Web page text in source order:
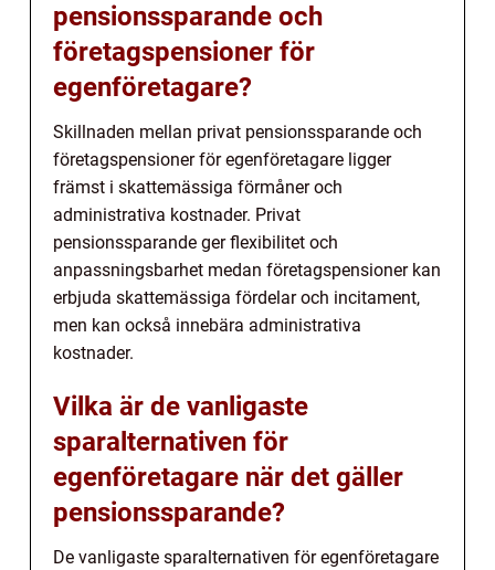
pensionssparande och
företagspensioner för
egenföretagare?
Skillnaden mellan privat pensionssparande och
företagspensioner för egenföretagare ligger
främst i skattemässiga förmåner och
administrativa kostnader. Privat
pensionssparande ger flexibilitet och
anpassningsbarhet medan företagspensioner kan
erbjuda skattemässiga fördelar och incitament,
men kan också innebära administrativa
kostnader.
Vilka är de vanligaste
sparalternativen för
egenföretagare när det gäller
pensionssparande?
De vanligaste sparalternativen för egenföretagare